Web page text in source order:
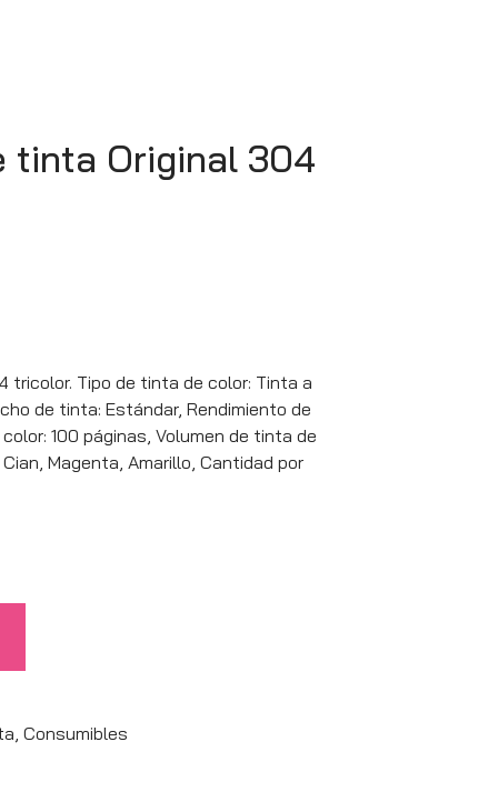
tinta Original 304
tricolor. Tipo de tinta de color: Tinta a
de tinta: Estándar, Rendimiento de
100 páginas, Volumen de tinta de
Magenta, Amarillo, Cantidad por
Consumibles